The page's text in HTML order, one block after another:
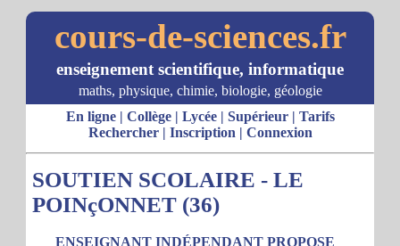
cours-de-sciences.fr
enseignement scientifique, informatique
maths, physique, chimie, biologie, géologie
En ligne| Collège| Lycée| Supérieur| Tarifs
Rechercher| Inscription | Connexion
SOUTIEN SCOLAIRE - LE
POINçONNET (36)
ENSEIGNANT INDÉPENDANT PROPOSE